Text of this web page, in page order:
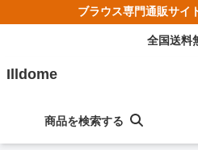
ブラウス専門通販サイ
全国送料
Illdome
商品を検索する